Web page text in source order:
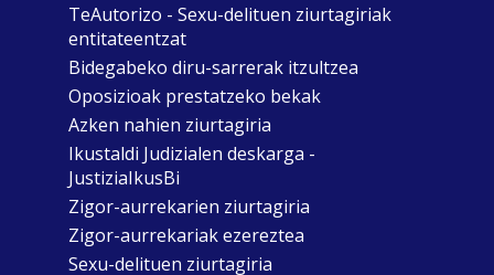
TeAutorizo - Sexu-delituen ziurtagiriak
entitateentzat
Bidegabeko diru-sarrerak itzultzea
Oposizioak prestatzeko bekak
Azken nahien ziurtagiria
Ikustaldi Judizialen deskarga -
JustiziaIkusBi
Zigor-aurrekarien ziurtagiria
Zigor-aurrekariak ezereztea
Sexu-delituen ziurtagiria